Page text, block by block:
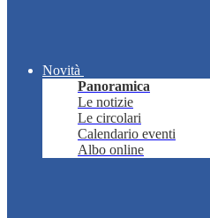
Novità
Panoramica
Le notizie
Le circolari
Calendario eventi
Albo online